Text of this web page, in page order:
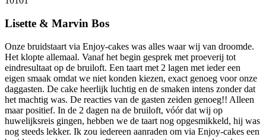
Lisette & Marvin Bos
Onze bruidstaart via Enjoy-cakes was alles waar wij van droomde.
Het klopte allemaal. Vanaf het begin gesprek met proeverij tot
eindresultaat op de bruiloft. Een taart met 2 lagen met ieder een
eigen smaak omdat we niet konden kiezen, exact genoeg voor onze
daggasten. De cake heerlijk luchtig en de smaken intens zonder dat
het machtig was. De reacties van de gasten zeiden genoeg!! Alleen
maar positief. In de 2 dagen na de bruiloft, vóór dat wij op
huwelijksreis gingen, hebben we de taart nog opgesmikkeld, hij was
nog steeds lekker. Ik zou iedereen aanraden om via Enjoy-cakes een